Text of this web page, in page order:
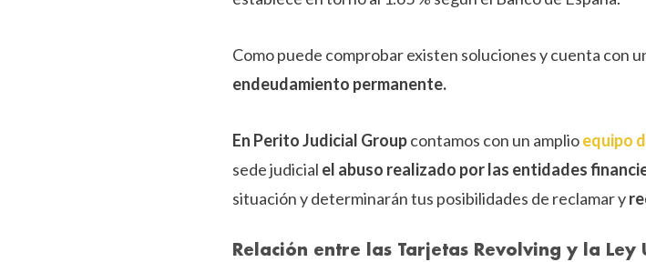
Como puede comprobar existen soluciones y cuenta con
endeudamiento permanente.
En Perito Judicial Groupcontamos con un amplioequipo
sede judicial el abuso realizado por las entidades
situación y determinarán tus posibilidades de reclamar y
Relación entre las Tarjetas Revolving y la Ley